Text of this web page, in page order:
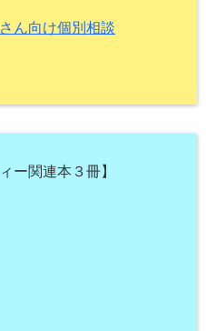
ん向け個別相談
ー関連本３冊】